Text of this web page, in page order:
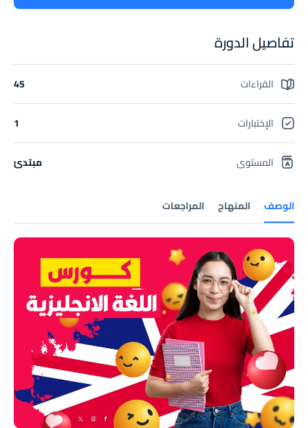
الوصف المنهاج المراجعات
تفاصيل الدورة
القراءات 45
الإختبارات 1
المستوى مبتدئ